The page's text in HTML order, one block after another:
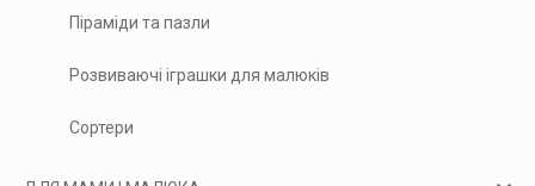
Піраміди та пазли
Розвиваючі іграшки для малюків
Сортери